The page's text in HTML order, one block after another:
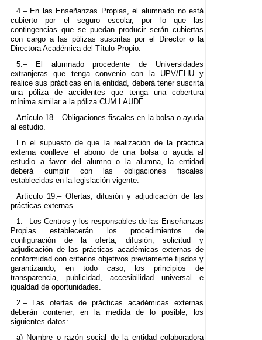
4.– En las Enseñanzas Propias, el alumnado no está
cubierto por el seguro escolar, por lo que las
contingencias que se puedan producir serán cubiertas
con cargo a las pólizas suscritas por el Director o la
Directora Académica del Título Propio.
5.– El alumnado procedente de Universidades
extranjeras que tenga convenio con la UPV/EHU y
realice sus prácticas en la entidad, deberá tener suscrita
una póliza de accidentes que tenga una cobertura
mínima similar a la póliza CUM LAUDE.
Artículo 18.– Obligaciones fiscales en la bolsa o ayuda
al estudio.
En el supuesto de que la realización de la práctica
externa conlleve el abono de una bolsa o ayuda al
estudio a favor del alumno o la alumna, la entidad
deberá cumplir con las obligaciones fiscales
establecidas en la legislación vigente.
Artículo 19.– Ofertas, difusión y adjudicación de las
prácticas externas.
1.– Los Centros y los responsables de las Enseñanzas
Propias establecerán los procedimientos de
configuración de la oferta, difusión, solicitud y
adjudicación de las prácticas académicas externas de
conformidad con criterios objetivos previamente fijados y
garantizando, en todo caso, los principios de
transparencia, publicidad, accesibilidad universal e
igualdad de oportunidades.
2.– Las ofertas de prácticas académicas externas
deberán contener, en la medida de lo posible, los
siguientes datos:
a) Nombre o razón social de la entidad colaboradora